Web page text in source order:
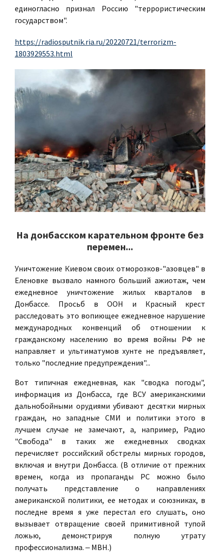
единогласно признал Россию "террористическим
государством".
https://radiosputnik.ria.ru/20220721/terrorizm-
1803929553.html
На донбасском карательном фронте без
перемен...
Уничтожение Киевом своих отморозков-"азовцев" в
Еленовке вызвало намного больший ажиотаж, чем
ежедневное уничтожение жилых кварталов в
Донбассе. Просьб в ООН и Красный крест
расследовать это вопиющее ежедневное нарушение
международных конвенций об отношении к
гражданскому населению во время войны РФ не
направляет и ультиматумов хунте не предъявляет,
только "последние предупреждения"...
Вот типичная ежедневная, как "сводка погоды",
информация из Донбасса, где ВСУ американскими
дальнобойными орудиями убивают десятки мирных
граждан, но западные СМИ и политики этого в
лучшем случае не замечают, а, например, Радио
"Свобода" в таких же ежедневных сводках
перечисляет российский обстрелы мирных городов,
включая и внутри Донбасса. (В отличие от прежних
времен, когда из пропаганды РС можно было
получать представление о направлениях
американской политики, ее методах и союзниках, в
последне время я уже перестал его слушать, оно
вызывает отвращение своей примитивной тупой
ложью, демонстрируя полную утрату
профессионализма. ‒ МВН.)